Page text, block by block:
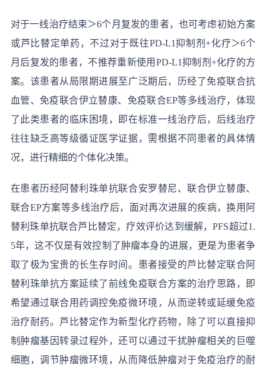
对于一线治疗结束＞6个月复发的患者，也可考虑初始方案
或芦比替定单药，不过对于既往PD-L1抑制剂+化疗＞6个
月后复发的患者，不推荐重新使用PD-L1抑制剂+化疗的方
案。该患者从局限期进展至广泛期后，历经了免疫联合抗
血管、免疫联合伊立替康、免疫联合EP等多线治疗，体现
了此类患者的临床困境，即在标准一线治疗后，后线治疗
往往缺乏高等级循证医学证据，需根据不同患者的具体情
况，进行精细的个体化决策。
在患者历经阿替利珠单抗联合安罗替尼、联合伊立替康、
联合EP方案等多线治疗后，面对再次进展的疾病，换用阿
替利珠单抗联合芦比替定，疗效评价达到缓解，PFS超过1.
5年，这不仅是有效控制了肿瘤本身的进展，更是为患者争
取了极为宝贵的长生存时间。患者接受的芦比替定联合阿
替利珠单抗方案延续了前线免疫联合方案的治疗思路，即
希望通过联合用药调控免疫微环境，从而逆转或延缓免疫
治疗耐药。芦比替定作为新型化疗药物，除了可以直接抑
制肿瘤基因转录过程外，还可以通过干扰肿瘤相关的巨噬
细胞，调节肿瘤微环境，从而降低肿瘤对于免疫治疗的耐